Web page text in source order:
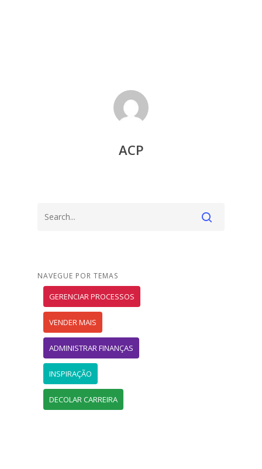
ACP
NAVEGUE POR TEMAS
GERENCIAR PROCESSOS
VENDER MAIS
ADMINISTRAR FINANÇAS
INSPIRAÇÃO
DECOLAR CARREIRA